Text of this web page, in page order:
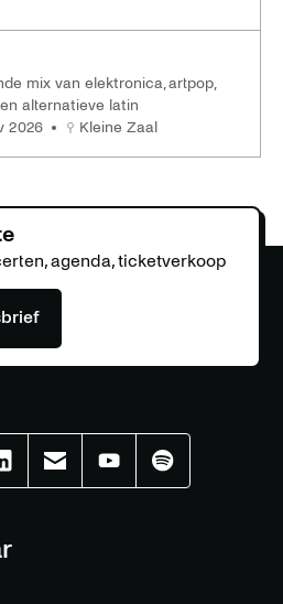
mix van elektronica, artpop,
alternatieve latin
2026
Kleine Zaal
agenda, ticketverkoop
EffenaarEffenaarEffenaarEffenaar